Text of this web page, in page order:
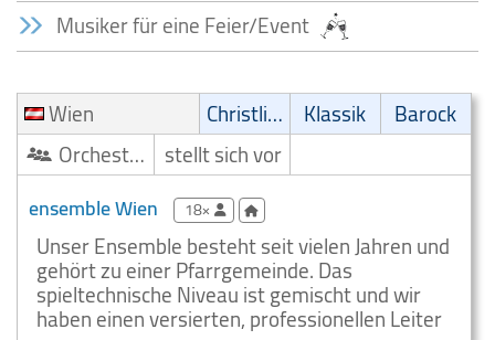
Musiker für eine Feier/Event
Wien Christliche Musik Klassik
Barock
Orchester/Ensemble
stellt sich vor
ensemble Wien 18×
Unser Ensemble besteht seit vielen Jahren und
gehört zu einer Pfarrgemeinde. Das
spieltechnische Niveau ist gemischt und wir
haben einen versierten, professionellen Leiter